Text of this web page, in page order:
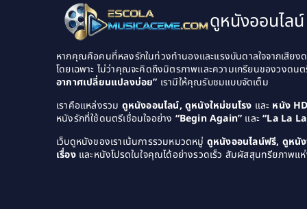
ดูหนังออนไล
หากคุณคือคนที่หลงรักในท่วงทำนองและแรงบันดาลใจจากเสียง
โดยเฉพาะ ไม่ว่าคุณจะคิดถึงมิตรภาพและความเกรียนของวงดน
อากาศเปลี่ยนแปลงบ่อย” เรามีให้คุณรับชมแบบจัดเต็ม
เราคือแหล่งรวม ดูหนังออนไลน์, ดูหนังใหม่ชนโรง และ หนัง
หนังรักที่ใช้ดนตรีเชื่อมใจอย่าง “Begin Again” และ“La La
เว็บดูหนังของเราเน้นการรวมหมวดหมู่ ดูหนังออนไลน์ฟรี, ดูหนั
เรื่องและหนังโปรดในใจคุณได้อย่างรวดเร็ว สัมผัสสุนทรียภาพ